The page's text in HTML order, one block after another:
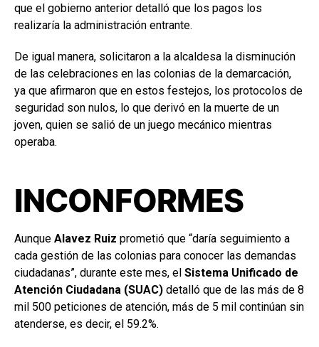
que el gobierno anterior detalló que los pagos los
realizaría la administración entrante.
De igual manera, solicitaron a la alcaldesa la disminución
de las celebraciones en las colonias de la demarcación,
ya que afirmaron que en estos festejos, los protocolos de
seguridad son nulos, lo que derivó en la muerte de un
joven, quien se salió de un juego mecánico mientras
operaba.
INCONFORMES
Aunque Alavez Ruiz prometió que “daría seguimiento a
cada gestión de las colonias para conocer las demandas
ciudadanas”, durante este mes, el Sistema Unificado de
Atención Ciudadana (SUAC) detalló que de las más de 8
mil 500 peticiones de atención, más de 5 mil continúan sin
atenderse, es decir, el 59.2%.